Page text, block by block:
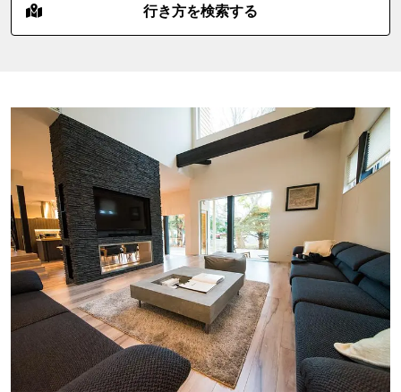
行き方を検索する